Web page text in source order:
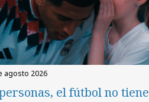
agosto 2026
el fútbol no tiene